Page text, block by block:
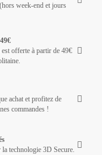
week-end et jours
offerte à partir de 49€
achat et profitez de
commandes !
la technologie 3D Secure.